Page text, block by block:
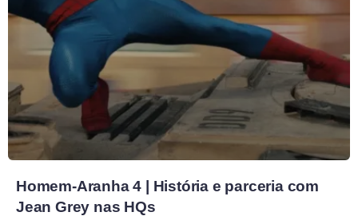
Homem-Aranha 4 | História e parceria com
Jean Grey nas HQs